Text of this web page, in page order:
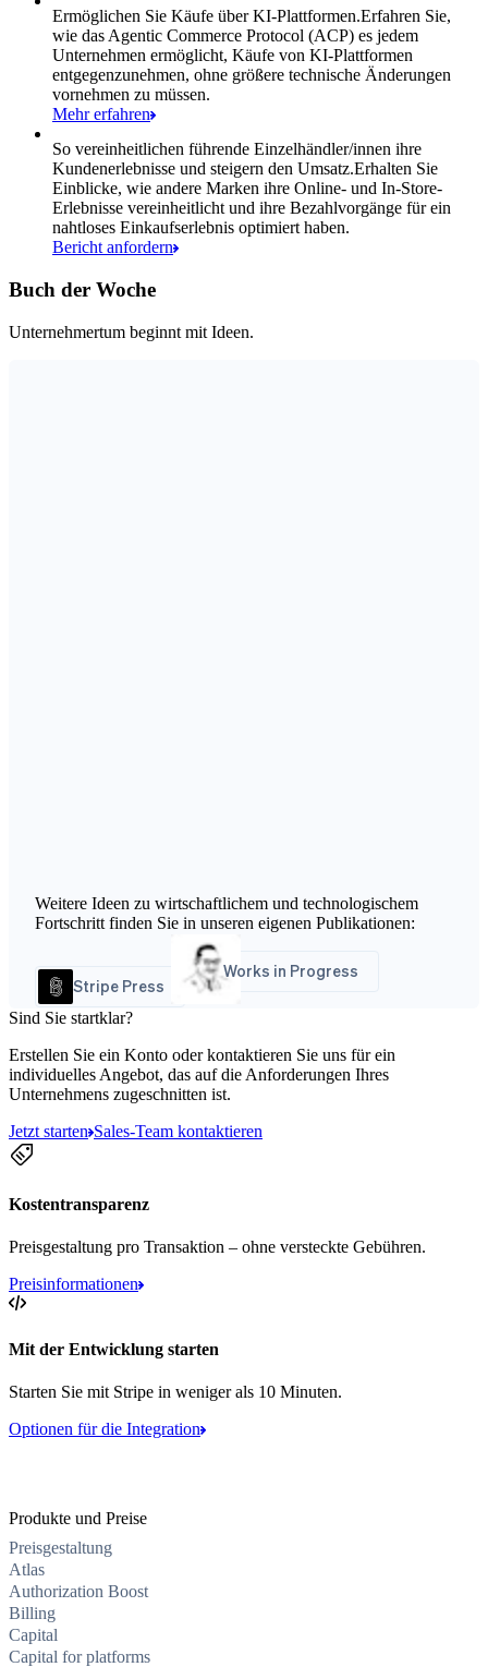
Ermöglichen Sie Käufe über KI-Plattformen.Erfahren Sie,
wie das Agentic Commerce Protocol (ACP) es jedem
Unternehmen ermöglicht, Käufe von KI-Plattformen
entgegenzunehmen, ohne größere technische Änderungen
vornehmen zu müssen.
Mehr erfahren
So vereinheitlichen führende Einzelhändler/innen ihre
Kundenerlebnisse und steigern den Umsatz.Erhalten Sie
Einblicke, wie andere Marken ihre Online- und In-Store-
Erlebnisse vereinheitlicht und ihre Bezahlvorgänge für ein
nahtloses Einkaufserlebnis optimiert haben.
Bericht anfordern
Buch der Woche
Unternehmertum beginnt mit Ideen.
Weitere Ideen zu wirtschaftlichem und technologischem
Fortschritt finden Sie in unseren eigenen Publikationen:
Stripe Press
Works in Progress
Sind Sie startklar?
Erstellen Sie ein Konto oder kontaktieren Sie uns für ein
individuelles Angebot, das auf die Anforderungen Ihres
Unternehmens zugeschnitten ist.
Jetzt starten Sales-Team kontaktieren
Kostentransparenz
Preisgestaltung pro Transaktion – ohne versteckte Gebühren.
Preisinformationen
Mit der Entwicklung starten
Starten Sie mit Stripe in weniger als 10 Minuten.
Optionen für die Integration
Produkte und Preise
Preisgestaltung
Atlas
Authorization Boost
Billing
Capital
Capital for platforms